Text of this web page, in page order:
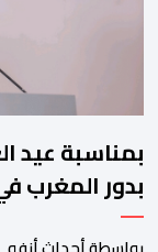
بمناسبة عيد
بدور المغرب